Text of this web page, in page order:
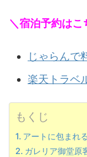
＼宿泊予約はこ
じゃらんで
楽天トラベ
もくじ
アートに包まれ
ガレリア御堂原